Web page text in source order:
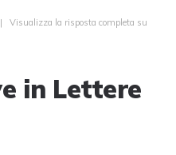
Visualizza la risposta completa su
in Lettere